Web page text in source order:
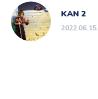
KAN 2
2022.06.15.